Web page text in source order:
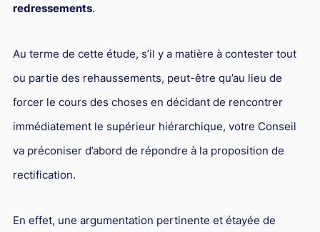
redressements.
Au terme de cette étude, s’il y a matière à contester tout
ou partie des rehaussements, peut-être qu’au lieu de
forcer le cours des choses en décidant de rencontrer
immédiatement le supérieur hiérarchique, votre Conseil
va préconiser d’abord de répondre à la proposition de
rectification.
En effet, une argumentation pertinente et étayée de